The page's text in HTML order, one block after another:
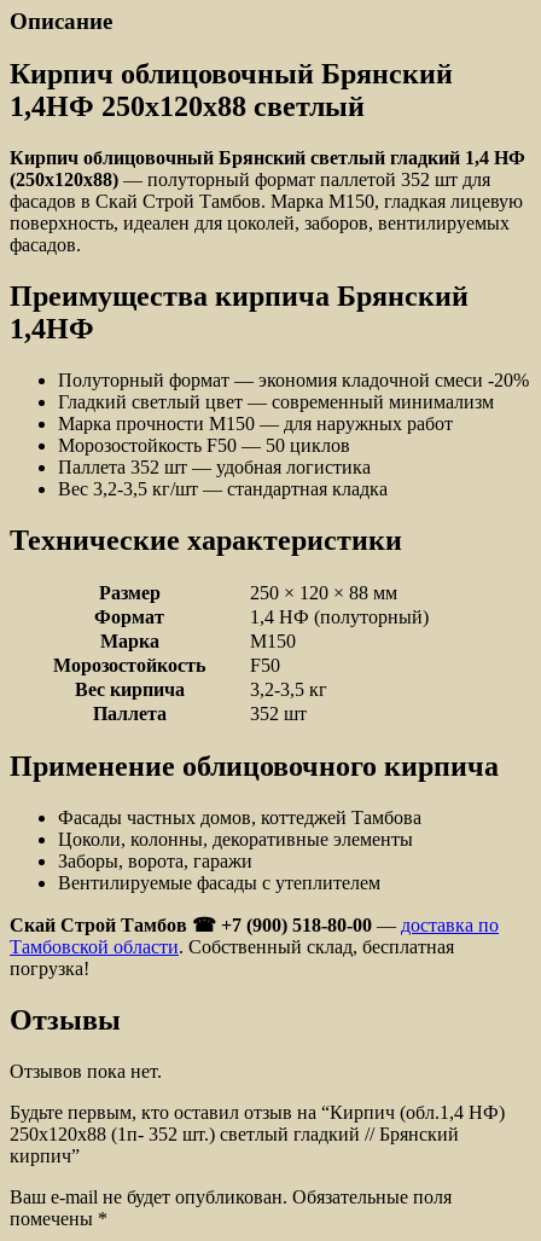
Описание
Кирпич облицовочный Брянский
1,4НФ 250x120x88 светлый
Кирпич облицовочный Брянский светлый гладкий 1,4 НФ
(250x120x88) — полуторный формат паллетой 352 шт для
фасадов в Скай Строй Тамбов. Марка М150, гладкая лицевую
поверхность, идеален для цоколей, заборов, вентилируемых
фасадов.
Преимущества кирпича Брянский
1,4НФ
Полуторный формат — экономия кладочной смеси -20%
Гладкий светлый цвет — современный минимализм
Марка прочности М150 — для наружных работ
Морозостойкость F50 — 50 циклов
Паллета 352 шт — удобная логистика
Вес 3,2-3,5 кг/шт — стандартная кладка
Технические характеристики
Размер
250 × 120 × 88 мм
Формат
1,4 НФ (полуторный)
Марка
М150
Морозостойкость
F50
Вес кирпича
3,2-3,5 кг
Паллета
352 шт
Применение облицовочного кирпича
Фасады частных домов, коттеджей Тамбова
Цоколи, колонны, декоративные элементы
Заборы, ворота, гаражи
Вентилируемые фасады с утеплителем
Скай Строй Тамбов ☎ +7 (900) 518-80-00 — доставка по
Тамбовской области. Собственный склад, бесплатная
погрузка!
Отзывы
Отзывов пока нет.
Будьте первым, кто оставил отзыв на “Кирпич (обл.1,4 НФ)
250x120x88 (1п- 352 шт.) светлый гладкий // Брянский
кирпич”
Ваш e-mail не будет опубликован. Обязательные поля
помечены *